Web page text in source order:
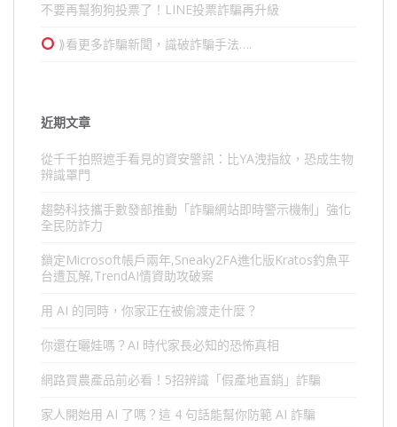
不要再幫狗狗投票了！LINE投票詐騙再升級
⟫看更多詐騙新聞，識破詐騙手法….
近期文章
從千千拍照遮手看見的資安警訊：比YA洩指紋，恐成生物
辨識罩門
趨勢科技攜手數發部推動「詐騙網站即時警示機制」強化
全民防詐力
鎖定Microsoft帳戶兩年,Sneaky2FA進化版Kratos釣魚平
台遭瓦解,TrendAI情資助攻破案
用 AI 的同時，你家正在被偷渡走什麼？
你還在曬娃嗎？AI 時代家長必知的恐怖真相
網路買農產品前必看！5招辨識「假產地直銷」詐騙
家人開始用 AI 了嗎？這 4 句話能幫你防範 AI 詐騙